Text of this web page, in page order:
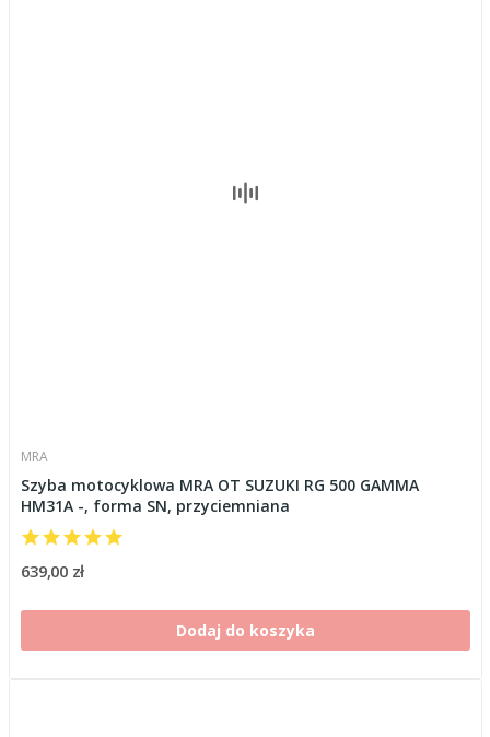
MRA
Szyba motocyklowa MRA OT SUZUKI RG 500 GAMMA
HM31A -, forma SN, przyciemniana
639,00 zł
Dodaj do koszyka